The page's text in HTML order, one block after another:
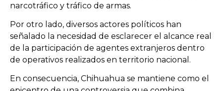
narcotráfico y tráfico de armas.
Por otro lado, diversos actores políticos han
señalado la necesidad de esclarecer el alcance real
de la participación de agentes extranjeros dentro
de operativos realizados en territorio nacional.
En consecuencia, Chihuahua se mantiene como el